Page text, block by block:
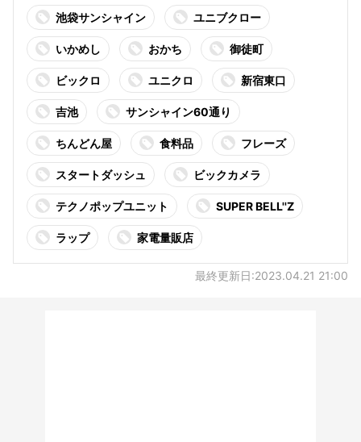
池袋サンシャイン ユニブクロー
いかめし おかち 御徒町
ビックロ ユニクロ 新宿東口
吉池 サンシャイン60通り
ちんどん屋 食料品 フレーズ
スタートダッシュ ビックカメラ
テクノポップユニット SUPER BELL''Z
ラップ 家電量販店
最終更新日:2023.04.21 21:00